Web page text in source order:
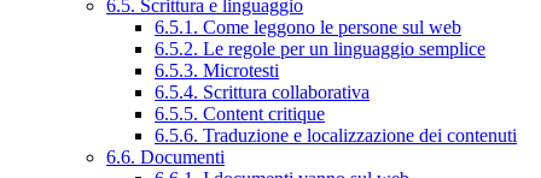
6.5. Scrittura e linguaggio
6.5.1. Come leggono le persone sul web
6.5.2. Le regole per un linguaggio semplice
6.5.3. Microtesti
6.5.4. Scrittura collaborativa
6.5.5. Content critique
6.5.6. Traduzione e localizzazione dei contenuti
6.6. Documenti